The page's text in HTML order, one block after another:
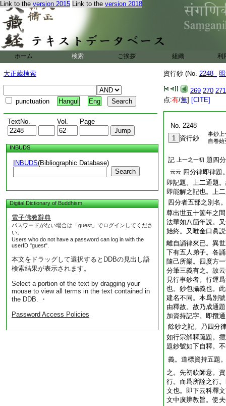
Link to the version 2015 Link to the version 2018
ホーム 検索 ご挨拶 組織 利
大正蔵検索
punctuation Hangul Eng
TextNo. Vol. Page
INBUDS
INBUDS(Bibliographic Database)
Search
Digital Dictionary of Buddhism
電子佛教辭典
パスワードがない場合は「guest」でログインしてくださ
い。
Users who do not have a password can log in with the
userID "guest".
本文をドラッグして選択するとDDBの見出し語
検索結果が表示されます。
Select a portion of the text by dragging your
mouse to view all terms in the text contained in
the DDB. ・
Password Access Policies
資行鈔 (No. 2248_
269 270 271
点:有/無] [CITE]
No. 2248
1 資行鈔
事鈔上
自卷始
記 上一之一初 題四
云云 四分律即律題
即記題。上二通題
即能解之記也。上
四分者五部之別名
尊出世五十箇年之
法華如八箇年説。
始終。又唯金口眞
離自誦律來已。異
下有五人弟子。各
隨己所樂。四度方
分筆三義有之。故
見行事鈔者。行運
也。鈔包攝義也。
建名不同。本爲別
由釋故。故乃成通
加資持記字。即攬
餘鈔之記。乃四分
如行宗解釋疏題。
題鈔號如下自釋。
義。道標資持五題
之。先初欽師意。
行。而爲所詮之行
文也。即下云科釋
文中廣辨教旨。使